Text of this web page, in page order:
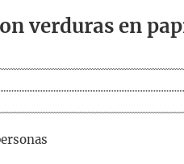
verduras en